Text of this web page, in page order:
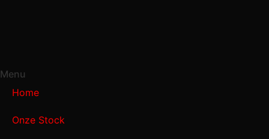
Menu
Home
Onze Stock